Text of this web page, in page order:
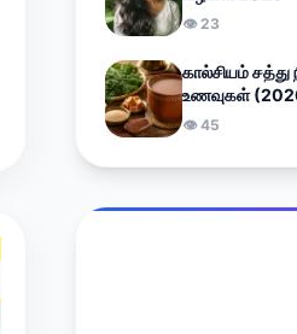
👁 23
கால்சியம் சத்து
உணவுகள்
👁 45